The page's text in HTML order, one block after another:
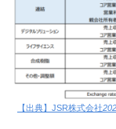
【出典】JSR株式会社